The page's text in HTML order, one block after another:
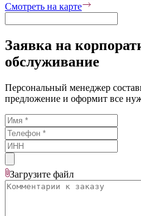
Смотреть на карте
Заявка на
обслуживание
Персональный менеджер
предложение и оформит все
Загрузите файл